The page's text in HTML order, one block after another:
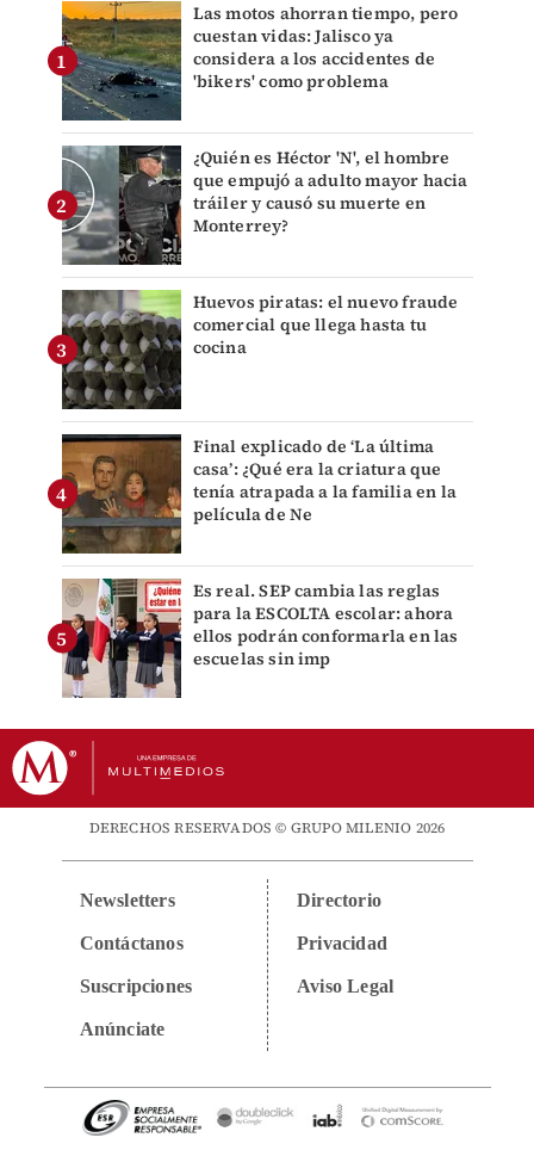
Las motos ahorran tiempo, pero
cuestan vidas: Jalisco ya
considera a los accidentes de
'bikers' como problema
¿Quién es Héctor 'N', el hombre
que empujó a adulto mayor hacia
tráiler y causó su muerte en
Monterrey?
Huevos piratas: el nuevo fraude
comercial que llega hasta tu
cocina
Final explicado de ‘La última
casa’: ¿Qué era la criatura que
tenía atrapada a la familia en la
película de Ne
Es real. SEP cambia las reglas
para la ESCOLTA escolar: ahora
ellos podrán conformarla en las
escuelas sin imp
DERECHOS RESERVADOS © GRUPO MILENIO 2026
Newsletters
Contáctanos
Suscripciones
Anúnciate
Directorio
Privacidad
Aviso Legal